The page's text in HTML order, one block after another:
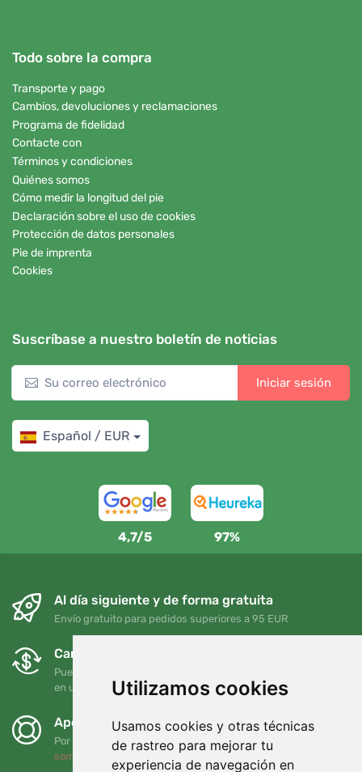
Utilizamos cookies
Usamos cookies y otras técnicas
de rastreo para mejorar tu
experiencia de navegación en
Todo sobre la compra
Transporte y pago
Cambios, devoluciones y reclamaciones
Programa de fidelidad
Contacte con
Términos y condiciones
Quiénes somos
Cómo medir la longitud del pie
Declaración sobre el uso de cookies
Protección de datos personales
Pie de imprenta
Cookies
Suscríbase a nuestro boletín de noticias
Iniciar sesión
Español / EUR
4,7/5 97%
Al día siguiente y de forma gratuita
Envío gratuito para pedidos superiores a 95 EUR
Cambios y devoluciones gratuitos
Puede devolver o cambiar su pedido en cualquier momento
en un plazo de 90 días
Apoyamos a Trees.org
Por cada pedido plantamos un árbol. Leer más
somos